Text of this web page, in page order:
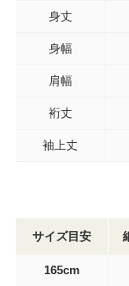
身丈
身幅
肩幅
裄丈
袖上丈
サイズ目安
165cm